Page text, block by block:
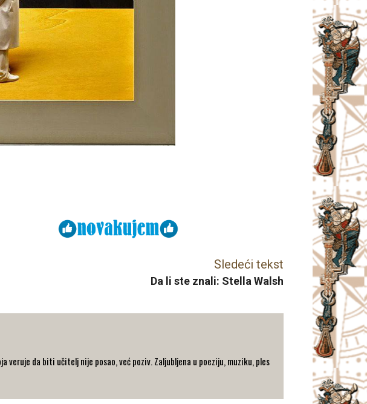
Sledeći tekst
Da li ste znali: Stella Walsh
da biti učitelj nije posao, već poziv. Zaljubljena u poeziju, muziku, ples